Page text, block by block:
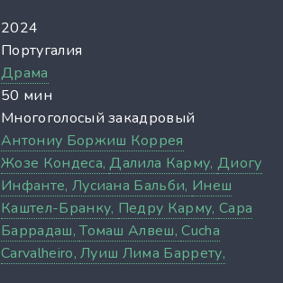
2024
Португалия
Драма
50 мин
Многоголосый закадровый
Антониу Боржиш Коррея
Жозе Кондеса,Далила Карму, Диогу
Инфанте, Лусиана Бальби, Инеш
Каштел-Бранку, Педру Карму, Сара
Баррадаш,Томаш Алвеш,Cucha
Carvalheiro,Луиш Лима Баррету,